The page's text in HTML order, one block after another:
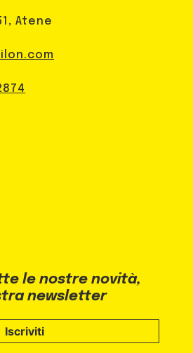
Atene
le nostre novità,
newsletter
Iscriviti